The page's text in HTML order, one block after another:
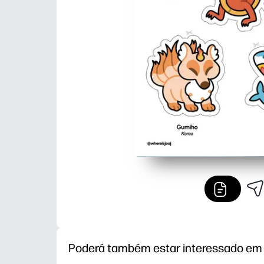
Poderá também estar interessado em